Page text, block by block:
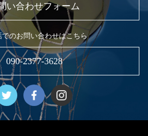
い合わせフォーム
でのお問い合わせはこちら
090-2377-3628